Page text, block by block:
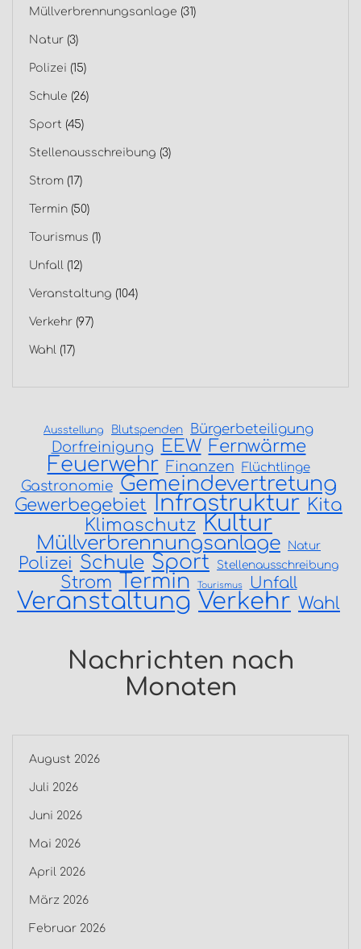
Müllverbrennungsanlage (31)
Natur (3)
Polizei (15)
Schule (26)
Sport (45)
Stellenausschreibung (3)
Strom (17)
Termin (50)
Tourismus (1)
Unfall (12)
Veranstaltung (104)
Verkehr (97)
Wahl (17)
Ausstellung Blutspenden Bürgerbeteiligung
Dorfreinigung EEW Fernwärme
Feuerwehr Finanzen Flüchtlinge
Gastronomie Gemeindevertretung
Gewerbegebiet Infrastruktur Kita
Klimaschutz Kultur
Müllverbrennungsanlage Natur
Polizei Schule Sport Stellenausschreibung
Strom Termin Tourismus Unfall
Veranstaltung Verkehr Wahl
Nachrichten nach
Monaten
August 2026
Juli 2026
Juni 2026
Mai 2026
April 2026
März 2026
Februar 2026